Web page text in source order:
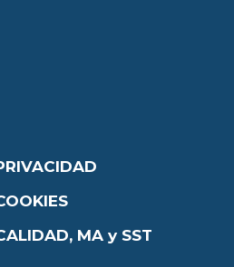
MA y SST